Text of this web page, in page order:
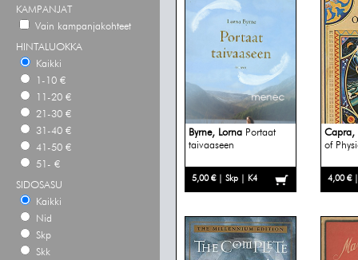
KAMPANJAT
Vain kampanjakohteet
HINTALUOKKA
Kaikki
1-10 €
11-20 €
21-30 €
31-40 €
41-50 €
51- €
SIDOSASU
Kaikki
Nid
Skp
Skk
Byrne, Lorna Portaat
taivaaseen
5,00 € | Skp | K4
Capra,
of
4,00 €